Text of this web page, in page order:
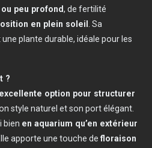
peu profond, de fertilité
en plein soleil . Sa
plante durable, idéale pour les
?
excellente option pour structurer
style naturel et son port élégant.
bien en aquarium qu’en extérieur
apporte une touche de floraison